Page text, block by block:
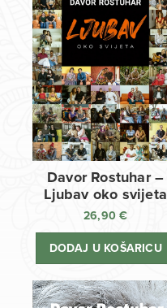
Davor Rostuhar –
Ljubav oko svijeta
26,90€
DODAJ U KOŠARICU